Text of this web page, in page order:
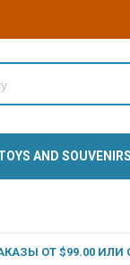
AND SOUVENIRS
ОТ $99.00 ИЛИ